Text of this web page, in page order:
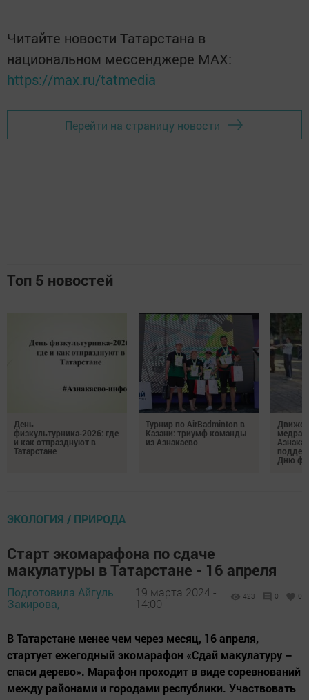
Читайте новости Татарстана в
национальном мессенджере MАХ:
https://max.ru/tatmedia
Перейти на страницу новости
Топ 5 новостей
День
физкультурника‑2026: где
и как отпразднуют в
Татарстане
Турнир по AirBadminton в
Казани: триумф команды
из Азнакаево
Дню
ЭКОЛОГИЯ / ПРИРОДА
Старт экомарафона по сдаче
макулатуры в Татарстане - 16 апреля
Подготовила Айгуль
Закирова,
19 марта 2024 -
14:00
423 0 0
В Татарстане менее чем через месяц, 16 апреля,
стартует ежегодный экомарафон «Сдай макулатуру –
спаси дерево». Марафон проходит в виде соревнований
между районами и городами республики. Участвовать